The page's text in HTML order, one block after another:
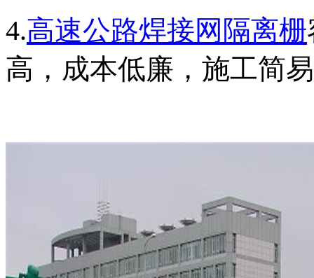
4.高速公路焊接网隔离栅
高，成本低廉，施工简